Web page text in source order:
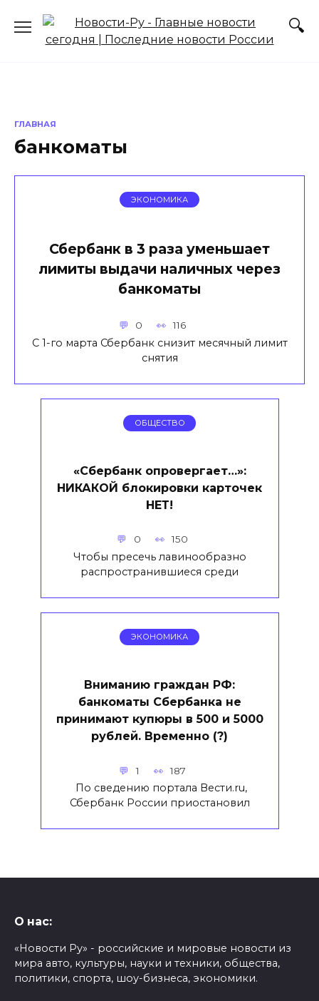
содержанию
ГЛАВНАЯ
банкоматы
ЭКОНОМИКА
Сбербанк в 3 раза уменьшает
лимиты выдачи наличных через
банкоматы
0 116
С 1-го марта Сбербанк снизит месячный лимит
снятия
ОБЩЕСТВО
«Сбербанк опровергает…»:
НИКАКОЙ блокировки карточек
НЕТ!
0 150
Чтобы пресечь лавинообразно
распространившиеся среди
ЭКОНОМИКА
Вниманию граждан РФ:
банкоматы Сбербанка не
принимают купюры в 500 и 5000
рублей. Временно (?)
1 187
По сведению портала Вести.ru,
Сбербанк России приостановил
О нас:
«Новости Ру» - российские и мировые новости из
мира авто, культуры, науки и техники, общества,
политики, спорта, шоу-бизнеса, экономики.